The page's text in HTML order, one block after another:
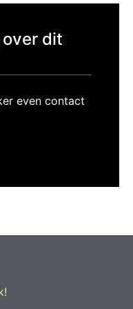
over dit
even contact